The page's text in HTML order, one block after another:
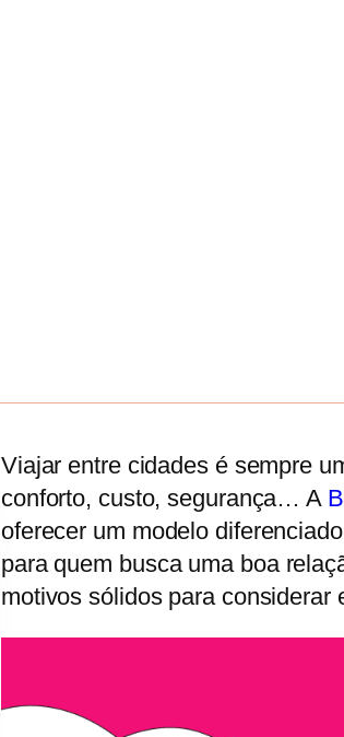
Viajar entre cidades é sempre
conforto, custo, segurança… A
oferecer um modelo
para quem busca uma boa
motivos sólidos para considerar